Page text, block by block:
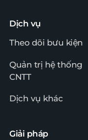
Dịch vụ
Theo dõi bưu kiện
Quản trị hệ thống
CNTT
Dịch vụ khác
Giải pháp